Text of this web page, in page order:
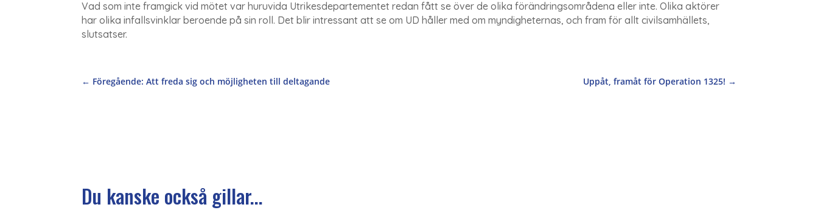
Vad som inte framgick vid mötet var huruvida Utrikesdepartementet redan fått se över de olika förändringsområdena eller inte. Olika aktörer
har olika infallsvinklar beroende på sin roll. Det blir intressant att se om UD håller med om myndigheternas, och fram för allt civilsamhällets,
slutsatser.
← Föregående: Att freda sig och möjligheten till deltagande Uppåt, framåt för Operation 1325! →
Du kanske också gillar...